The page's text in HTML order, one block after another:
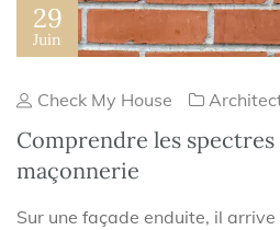
29
Juin
Check My House
Comprendre les
maçonnerie
Sur une façade enduite, il